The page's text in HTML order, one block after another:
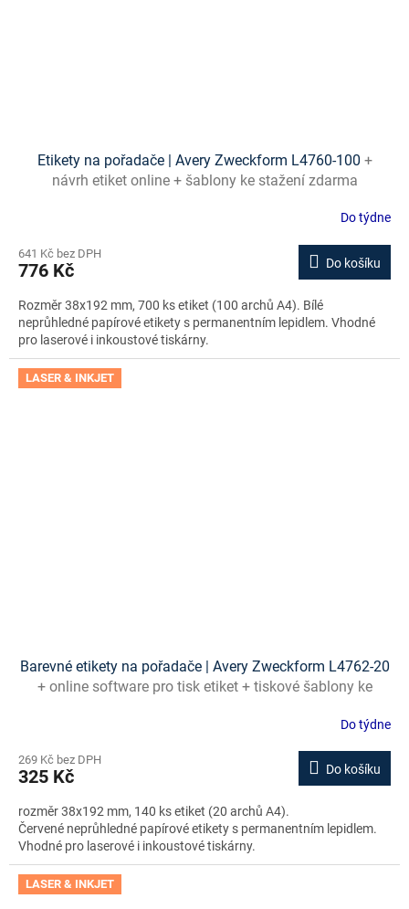
Etikety na pořadače | Avery Zweckform L4760-100 +
návrh etiket online + šablony ke stažení zdarma
Do týdne
641 Kč bez DPH
776 Kč Do košíku
Rozměr 38x192 mm, 700 ks etiket (100 archů A4). Bílé
neprůhledné papírové etikety s permanentním lepidlem. Vhodné
pro laserové i inkoustové tiskárny.
LASER & INKJET
Barevné etikety na pořadače | Avery Zweckform L4762-20
+ online software pro tisk etiket + tiskové šablony ke
Do týdne
269 Kč bez DPH
325 Kč Do košíku
rozměr 38x192 mm, 140 ks etiket (20 archů A4).
Červené neprůhledné papírové etikety s permanentním lepidlem.
Vhodné pro laserové i inkoustové tiskárny.
LASER & INKJET